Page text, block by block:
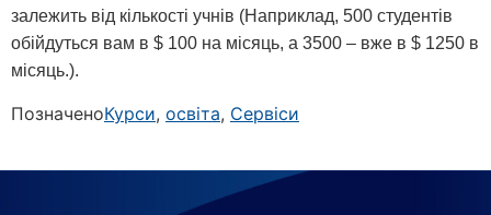
залежить від кількості учнів (Наприклад, 500 студентів
обійдуться вам в $ 100 на місяць, а 3500 – вже в $ 1250 в
місяць.).
ПозначеноКурси, освіта, Сервіси